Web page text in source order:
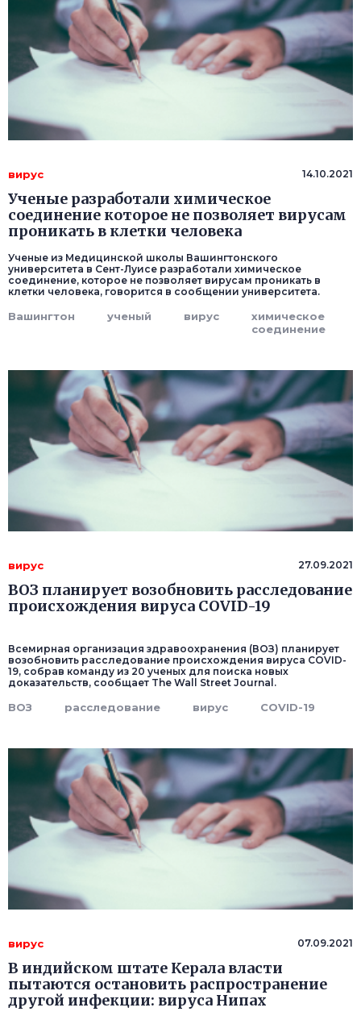
вирус 14.10.2021
Ученые разработали химическое
соединение которое не позволяет вирусам
проникать в клетки человека
Ученые из Медицинской школы Вашингтонского
университета в Сент-Луисе разработали химическое
соединение, которое не позволяет вирусам проникать в
клетки человека, говорится в сообщении университета.
Вашингтон ученый вирус
химическое
соединение
вирус 27.09.2021
ВОЗ планирует возобновить расследование
происхождения вируса COVID-19
Всемирная организация здравоохранения (ВОЗ) планирует
возобновить расследование происхождения вируса COVID-
19, собрав команду из 20 ученых для поиска новых
доказательств, сообщает The Wall Street Journal.
ВОЗ расследование вирус COVID-19
вирус 07.09.2021
В индийском штате Керала власти
пытаются остановить распространение
другой инфекции: вируса Нипах